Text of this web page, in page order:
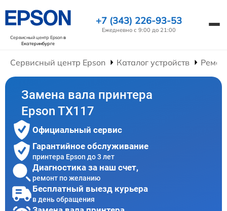
Сервисный центр Epsonв
Екатеринбурге
+7 (343) 226-93-53
Ежедневно с 9:00 до 21:00
Сервисный центр Epson Каталог устройств
Замена вала принтера
Epson TX117
Официальный сервис
Гарантийное обслуживание
принтера Epson до 3 лет
Диагностика за наш счет,
ремонт по желанию
Бесплатный выезд курьера
в день обращения